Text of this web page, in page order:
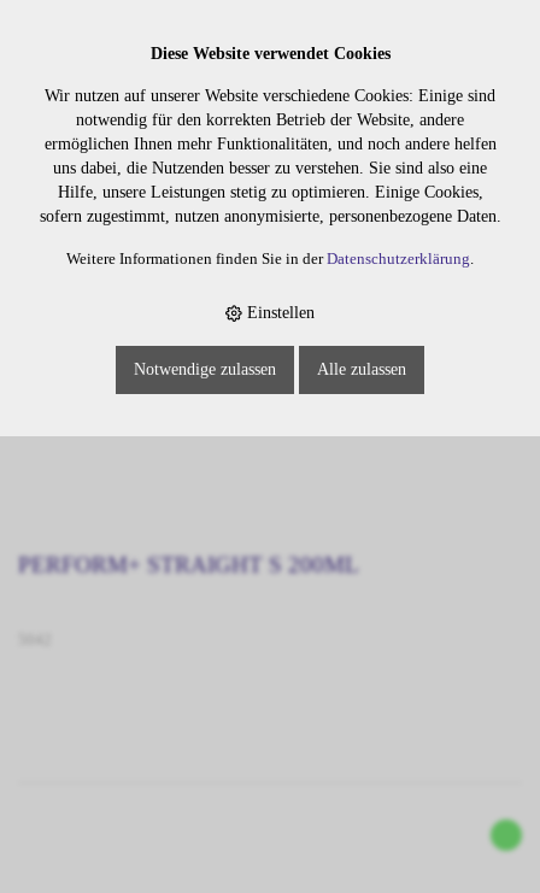
PERFORM+ STRAIGHT C 200ML
PERFORM+ STRAIGHT S 200ML
Diese Website verwendet Cookies
Wir nutzen auf unserer Website verschiedene Cookies: Einige sind
notwendig für den korrekten Betrieb der Website, andere
ermöglichen Ihnen mehr Funktionalitäten, und noch andere helfen
uns dabei, die Nutzenden besser zu verstehen. Sie sind also eine
Hilfe, unsere Leistungen stetig zu optimieren. Einige Cookies,
sofern zugestimmt, nutzen anonymisierte, personenbezogene Daten.
Weitere Informationen finden Sie in derDatenschutzerklärung.
Einstellen
Notwendige zulassen Alle zulassen